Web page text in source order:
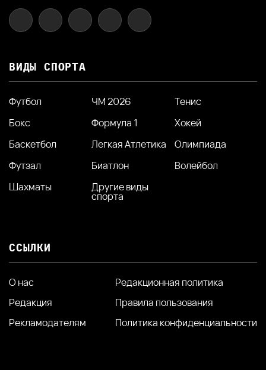
ВИДЫ СПОРТА
Футбол ЧМ 2026
Тенис
Бокс
Формула 1
Хокей
Баскетбол
Легкая Атлетика
Олимпиада
Футзал
Биатлон
Волейбол
Шахматы
Другие виды
спорта
ССЫЛКИ
О нас
Редакция
Рекламодателям
Редакционная политика
Правила пользования
Политика конфиденциальности